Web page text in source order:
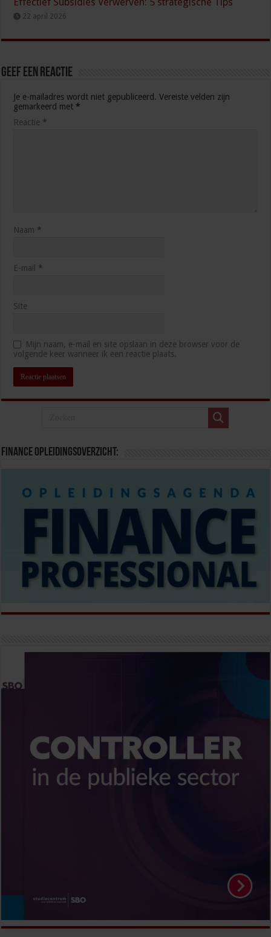
22 april 2026
Geef een reactie
Je e-mailadres wordt niet gepubliceerd. Vereiste velden zijn
gemarkeerd met *
Reactie *
Naam *
E-mail *
Site
Mijn naam, e-mail en site opslaan in deze browser voor de
volgende keer wanneer ik een reactie plaats.
Finance opleidingsoverzicht: